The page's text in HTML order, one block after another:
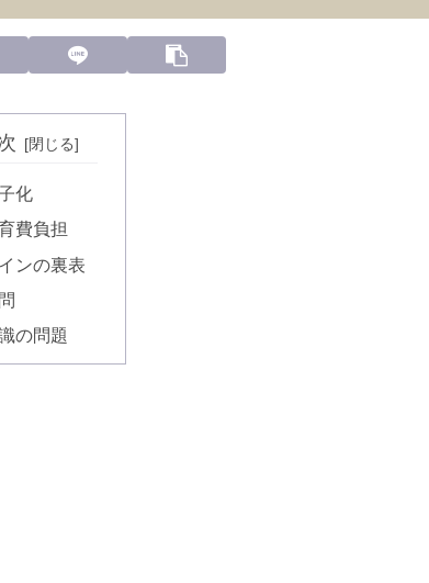
化
費負担
ンの裏表
の問題